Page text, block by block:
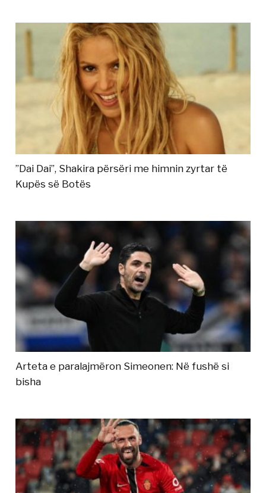
”Dai Dai”, Shakira përsëri me himnin zyrtar të
Kupës së Botës
Arteta e paralajmëron Simeonen: Në fushë si
bisha